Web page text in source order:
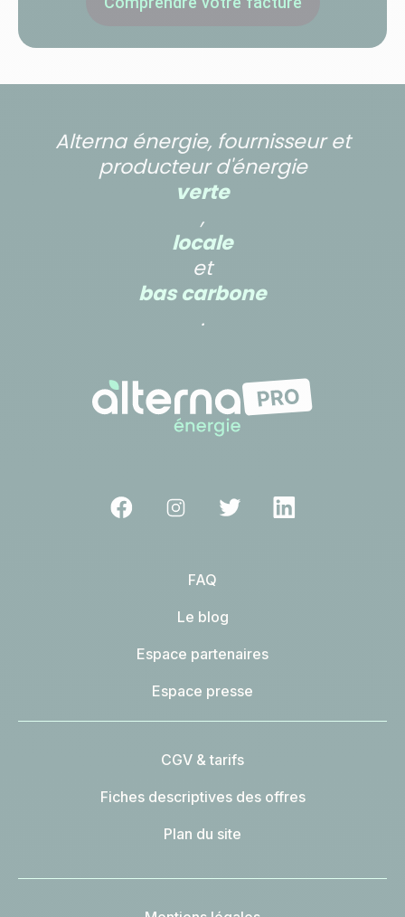
Alterna énergie, fournisseur et
producteur d'énergie
verte
,
locale
et
bas carbone
.
FAQ
Le blog
Espace partenaires
Espace presse
CGV & tarifs
Fiches descriptives des offres
Plan du site